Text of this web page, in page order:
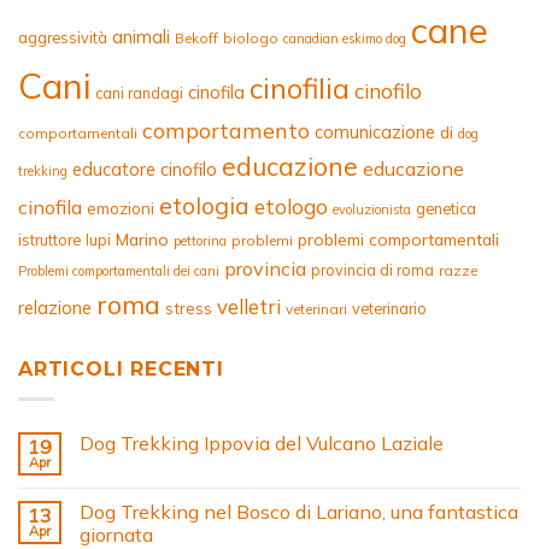
aggressività animali Bekoff biologo canadian eskimo dog cane
Cani cani randagi cinofila cinofilia cinofilo
comportamentali comportamento comunicazione di dog
trekking educatore cinofilo educazione educazione
cinofila emozioni etologia etologo evoluzionista genetica
istruttore lupi Marino pettorina problemi problemi comportamentali
Problemi comportamentali dei cani provincia provincia di roma razze
relazione roma stress velletri veterinari veterinario
ARTICOLI RECENTI
19
Apr
Dog Trekking Ippovia del Vulcano Laziale
13
Apr
Dog Trekking nel Bosco di Lariano, una fantastica
giornata